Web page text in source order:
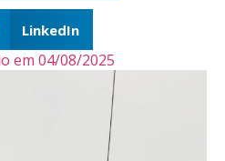
LinkedIn
em 04/08/2025